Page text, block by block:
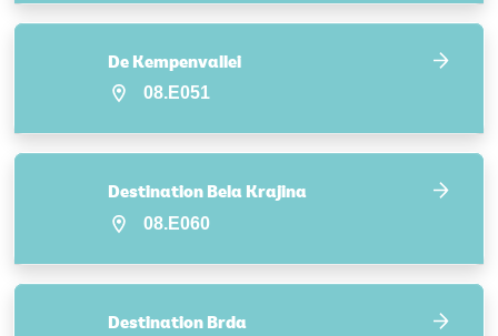
De Kempenvallei
08.E051
Destination Bela Krajina
08.E060
Destination Brda